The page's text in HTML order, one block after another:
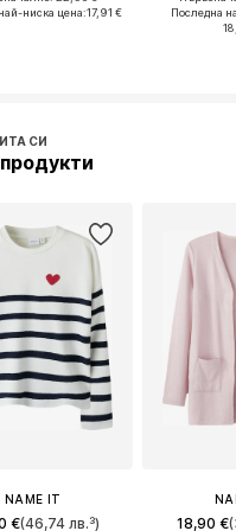
ниска цена:17,91 €
Последна
СИ
NAME IT
€(46,74 лв.³) 18,90 €